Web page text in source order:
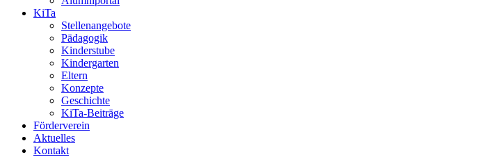
KiTa
Stellenangebote
Pädagogik
Kinderstube
Kindergarten
Eltern
Konzepte
Geschichte
KiTa-Beiträge
Förderverein
Aktuelles
Kontakt